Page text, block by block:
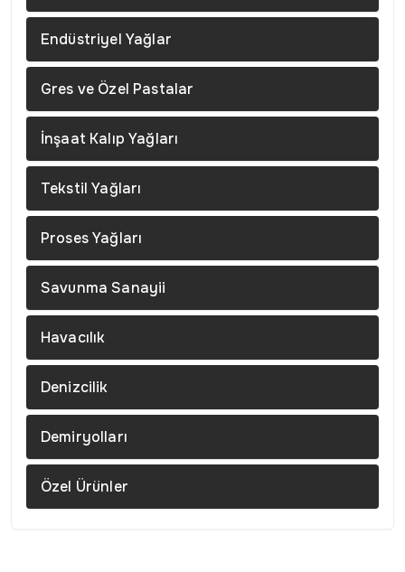
Endüstriyel Yağlar
Gres ve Özel Pastalar
İnşaat Kalıp Yağları
Tekstil Yağları
Proses Yağları
Savunma Sanayii
Havacılık
Denizcilik
Demiryolları
Özel Ürünler